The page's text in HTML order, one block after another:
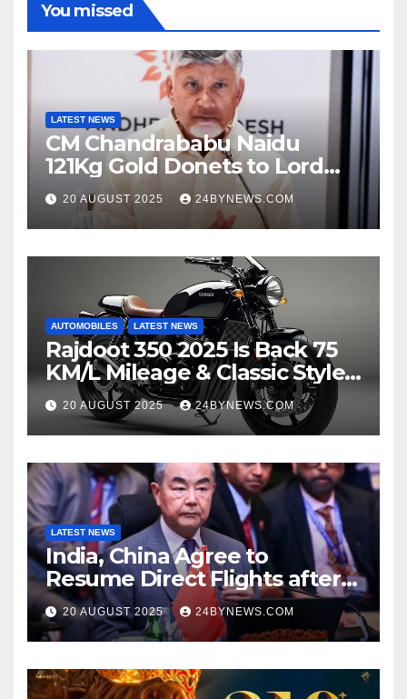
You missed
LATEST NEWS
CM Chandrababu Naidu
121Kg Gold Donets to Lord
Venkateswara TTD
20 AUGUST 2025 24BYNEWS.COM
AUTOMOBILES LATEST NEWS
Rajdoot 350 2025 Is Back 75
KM/L Mileage & Classic Style
at Just ₹65,000
20 AUGUST 2025 24BYNEWS.COM
LATEST NEWS
India, China Agree to
Resume Direct Flights after
four years, Boost Business
Ties
20 AUGUST 2025 24BYNEWS.COM